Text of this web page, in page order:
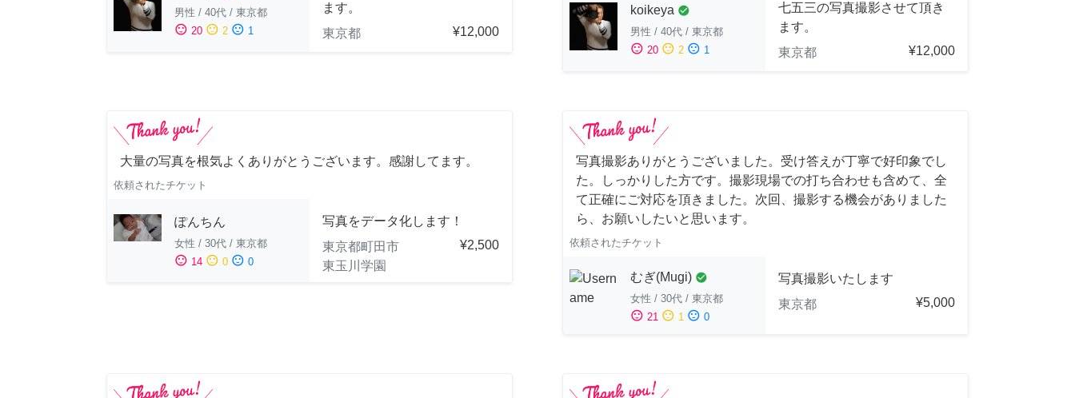
男性 / 40代 / 東京都
sentiment_satisfied 20 sentiment_neutral 2 sentiment_dissatisfied 1
ます。
東京都
¥12,000
koikeya check_circle
男性 / 40代 / 東京都
sentiment_satisfied 20 sentiment_neutral 2 sentiment_dissatisfied 1
七五三の写真撮影させて頂き
ます。
東京都
¥12,000
大量の写真を根気よくありがとうございます。感謝してます。
依頼されたチケット
ぽんちん
女性 / 30代 / 東京都
sentiment_satisfied 14 sentiment_neutral 0 sentiment_dissatisfied 0
写真をデータ化します！
東京都町田市
東玉川学園
¥2,500
写真撮影ありがとうございました。受け答えが丁寧で好印象でし
た。しっかりした方です。撮影現場での打ち合わせも含めて、全
て正確にご対応を頂きました。次回、撮影する機会がありました
ら、お願いしたいと思います。
依頼されたチケット
むぎ(Mugi) check_circle
女性 / 30代 / 東京都
sentiment_satisfied 21 sentiment_neutral 1 sentiment_dissatisfied 0
写真撮影いたします
東京都
¥5,000